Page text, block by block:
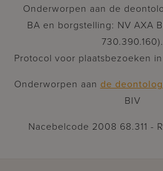
Onderworpen aan de
BA en borgstelling: NV AXA
730.390.160).
Protocol voor plaatsbezoeken
Onderworpen aan de
BIV
Nacebelcode 2008 68.311 -